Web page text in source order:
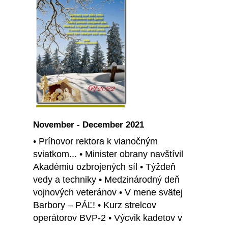
November - December 2021
• Príhovor rektora k vianočným
sviatkom... • Minister obrany navštívil
Akadémiu ozbrojených síl • Týždeň
vedy a techniky • Medzinárodný deň
vojnových veteránov • V mene svätej
Barbory – PÁĽ! • Kurz strelcov
operátorov BVP-2 • Výcvik kadetov v